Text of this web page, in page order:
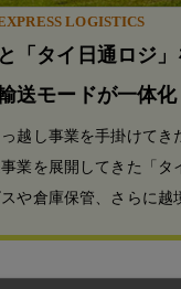
LOGISTICS
「タイ日通ロジ
送モードが一体化
越し事業を手掛けて
業を展開してきた「
や倉庫保管、さらに越